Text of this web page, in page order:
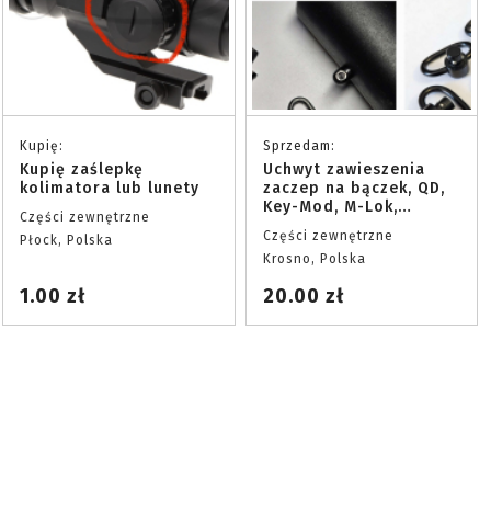
Kupię:
Kupię zaślepkę
kolimatora lub lunety
Części zewnętrzne
Płock, Polska
1.00 zł
Sprzedam:
Uchwyt zawieszenia
zaczep na bączek, QD,
Key-Mod, M-Lok,
Magpul RAS
Części zewnętrzne
Krosno, Polska
20.00 zł